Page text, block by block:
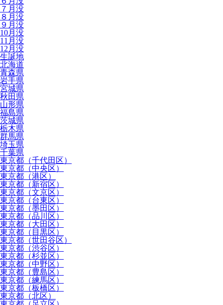
７月没
８月没
９月没
10月没
11月没
12月没
生誕地
北海道
青森県
岩手県
宮城県
秋田県
山形県
福島県
茨城県
栃木県
群馬県
埼玉県
千葉県
東京都（千代田区）
東京都（中央区）
東京都（港区）
東京都（新宿区）
東京都（文京区）
東京都（台東区）
東京都（墨田区）
東京都（品川区）
東京都（大田区）
東京都（目黒区）
東京都（世田谷区）
東京都（渋谷区）
東京都（杉並区）
東京都（中野区）
東京都（豊島区）
東京都（練馬区）
東京都（板橋区）
東京都（北区）